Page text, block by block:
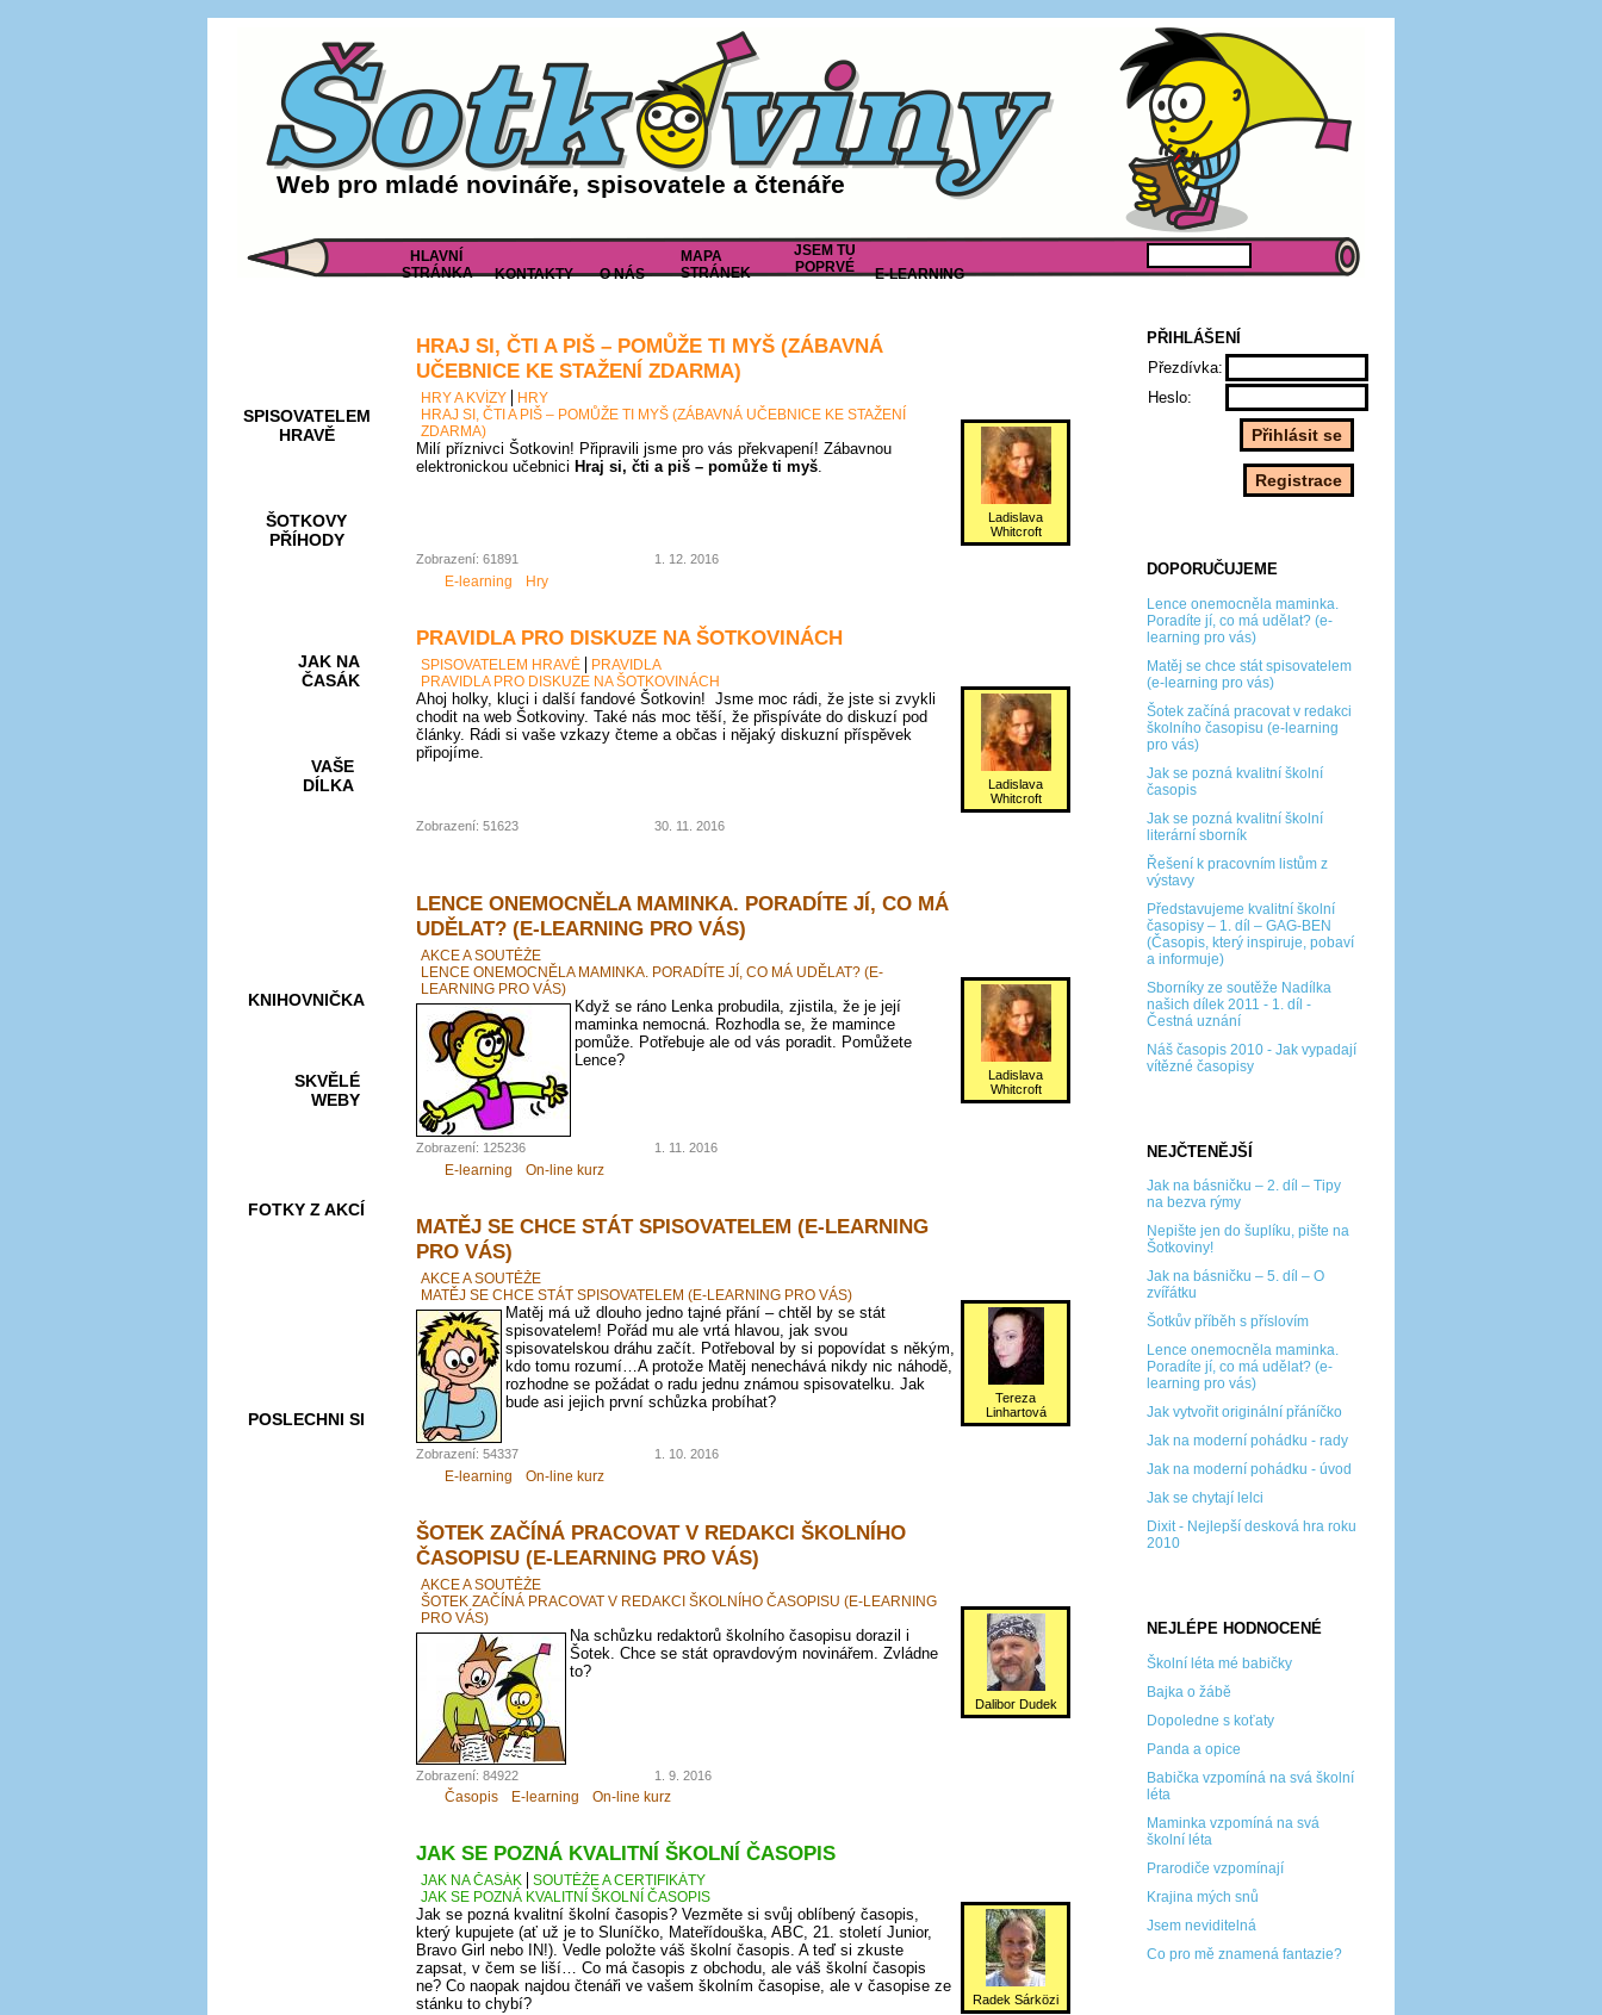
Web pro mladé novináře, spisovatele a čtenáře
HLAVNÍ
STRÁNKA
KONTAKTY O NÁS
MAPA
STRÁNEK
JSEM TU
POPRVÉ
E-LEARNING
SPISOVATELEM
HRAVĚ
ŠOTKOVY
PŘÍHODY
JAK NA
ČASÁK
VAŠE
DÍLKA
KNIHOVNIČKA
SKVĚLÉ
WEBY
FOTKY Z AKCÍ
POSLECHNI SI
PŘIHLÁŠENÍ
Přezdívka:
Heslo:
DOPORUČUJEME
Lence onemocněla maminka.
Poradíte jí, co má udělat? (e-
learning pro vás)
Matěj se chce stát spisovatelem
(e-learning pro vás)
Šotek začíná pracovat v redakci
školního časopisu (e-learning
pro vás)
Jak se pozná kvalitní školní
časopis
Jak se pozná kvalitní školní
literární sborník
Řešení k pracovním listům z
výstavy
Představujeme kvalitní školní
časopisy – 1. díl – GAG-BEN
(Časopis, který inspiruje, pobaví
a informuje)
Sborníky ze soutěže Nadílka
našich dílek 2011 - 1. díl -
Čestná uznání
Náš časopis 2010 - Jak vypadají
vítězné časopisy
NEJČTENĚJŠÍ
Jak na básničku – 2. díl – Tipy
na bezva rýmy
Nepište jen do šuplíku, pište na
Šotkoviny!
Jak na básničku – 5. díl – O
zvířátku
Šotkův příběh s příslovím
Lence onemocněla maminka.
Poradíte jí, co má udělat? (e-
learning pro vás)
Jak vytvořit originální přáníčko
Jak na moderní pohádku - rady
Jak na moderní pohádku - úvod
Jak se chytají lelci
Dixit - Nejlepší desková hra roku
2010
NEJLÉPE HODNOCENÉ
Školní léta mé babičky
Bajka o žábě
Dopoledne s koťaty
Panda a opice
Babička vzpomíná na svá školní
léta
Maminka vzpomíná na svá
školní léta
Prarodiče vzpomínají
Krajina mých snů
Jsem neviditelná
Co pro mě znamená fantazie?
HRAJ SI, ČTI A PIŠ – POMŮŽE TI MYŠ (ZÁBAVNÁ
UČEBNICE KE STAŽENÍ ZDARMA)
HRY A KVÍZY
HRY
HRAJ SI, ČTI A PIŠ – POMŮŽE TI MYŠ (ZÁBAVNÁ UČEBNICE KE STAŽENÍ
ZDARMA)
Ladislava
Whitcroft
Milí příznivci Šotkovin! Připravili jsme pro vás překvapení! Zábavnou
elektronickou učebnici Hraj si, čti a piš – pomůže ti myš.
Zobrazení: 61891 1. 12. 2016
E-learning Hry
PRAVIDLA PRO DISKUZE NA ŠOTKOVINÁCH
SPISOVATELEM HRAVĚ
PRAVIDLA
PRAVIDLA PRO DISKUZE NA ŠOTKOVINÁCH
Ladislava
Whitcroft
Ahoj holky, kluci i další fandové Šotkovin! Jsme moc rádi, že jste si zvykli
chodit na web Šotkoviny. Také nás moc těší, že přispíváte do diskuzí pod
články. Rádi si vaše vzkazy čteme a občas i nějaký diskuzní příspěvek
připojíme.
Zobrazení: 51623 30. 11. 2016
LENCE ONEMOCNĚLA MAMINKA. PORADÍTE JÍ, CO MÁ
UDĚLAT? (E-LEARNING PRO VÁS)
AKCE A SOUTĚŽE
LENCE ONEMOCNĚLA MAMINKA. PORADÍTE JÍ, CO MÁ UDĚLAT? (E-
LEARNING PRO VÁS)
Ladislava
Whitcroft
Když se ráno Lenka probudila, zjistila, že je její
maminka nemocná. Rozhodla se, že mamince
pomůže. Potřebuje ale od vás poradit. Pomůžete
Lence?
Zobrazení: 125236 1. 11. 2016
E-learning On-line kurz
MATĚJ SE CHCE STÁT SPISOVATELEM (E-LEARNING
PRO VÁS)
AKCE A SOUTĚŽE
MATĚJ SE CHCE STÁT SPISOVATELEM (E-LEARNING PRO VÁS)
Tereza
Linhartová
Matěj má už dlouho jedno tajné přání – chtěl by se stát
spisovatelem! Pořád mu ale vrtá hlavou, jak svou
spisovatelskou dráhu začít. Potřeboval by si popovídat s někým,
kdo tomu rozumí…A protože Matěj nenechává nikdy nic náhodě,
rozhodne se požádat o radu jednu známou spisovatelku. Jak
bude asi jejich první schůzka probíhat?
Zobrazení: 54337 1. 10. 2016
E-learning On-line kurz
ŠOTEK ZAČÍNÁ PRACOVAT V REDAKCI ŠKOLNÍHO
ČASOPISU (E-LEARNING PRO VÁS)
AKCE A SOUTĚŽE
ŠOTEK ZAČÍNÁ PRACOVAT V REDAKCI ŠKOLNÍHO ČASOPISU (E-LEARNING
PRO VÁS)
Dalibor Dudek
Na schůzku redaktorů školního časopisu dorazil i
Šotek. Chce se stát opravdovým novinářem. Zvládne
to?
Zobrazení: 84922 1. 9. 2016
Časopis E-learning On-line kurz
JAK SE POZNÁ KVALITNÍ ŠKOLNÍ ČASOPIS
JAK NA ČASÁK
SOUTĚŽE A CERTIFIKÁTY
JAK SE POZNÁ KVALITNÍ ŠKOLNÍ ČASOPIS
Radek Sárközi
Jak se pozná kvalitní školní časopis? Vezměte si svůj oblíbený časopis,
který kupujete (ať už je to Sluníčko, Mateřídouška, ABC, 21. století Junior,
Bravo Girl nebo IN!). Vedle položte váš školní časopis. A teď si zkuste
zapsat, v čem se liší… Co má časopis z obchodu, ale váš školní časopis
ne? Co naopak najdou čtenáři ve vašem školním časopise, ale v časopise ze
stánku to chybí?